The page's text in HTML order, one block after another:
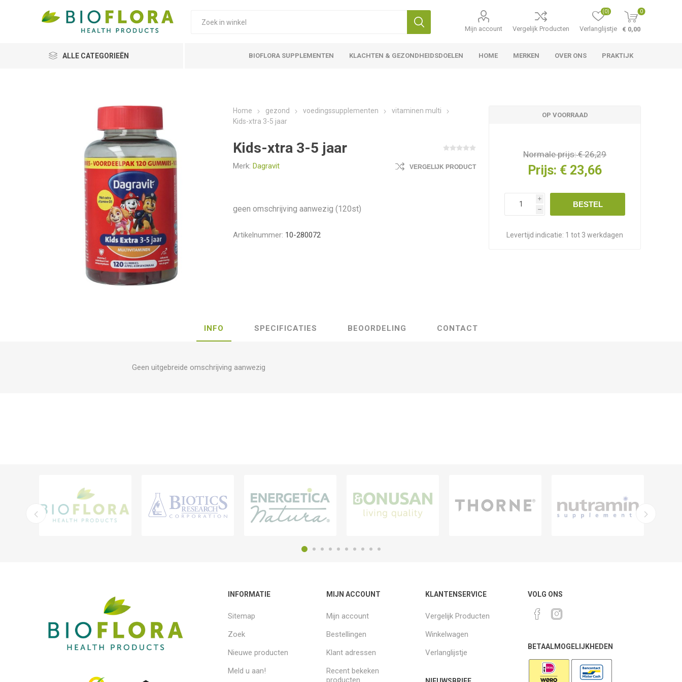
Mijn account Vergelijk Producten Verlanglijstje
(0) 0
€ 0,00
ALLE CATEGORIEËN BIOFLORA SUPPLEMENTEN KLACHTEN & GEZONDHEIDSDOELEN HOME MERKEN OVER ONS PRAKTIJK
Home gezond voedingssupplementen
vitaminen multi
Kids-xtra 3-5 jaar
Kids-xtra 3-5 jaar
Merk: Dagravit VERGELIJK PRODUCT
geen omschrijving aanwezig (120st)
Artikelnummer: 10-280072
OP VOORRAAD
Normale prijs:€ 26,29
Prijs: € 23,66
i
h
BESTEL
Levertijd indicatie: 1 tot 3 werkdagen
INFO SPECIFICATIES BEOORDELING CONTACT
Geen uitgebreide omschrijving aanwezig
INFORMATIE
Sitemap
Zoek
Nieuwe producten
Meld u aan!
MIJN ACCOUNT
Mijn account
Bestellingen
Klant adressen
Recent bekeken
producten
KLANTENSERVICE
Vergelijk Producten
Winkelwagen
Verlanglijstje
VOLG ONS
BETAALMOGELIJKHEDEN